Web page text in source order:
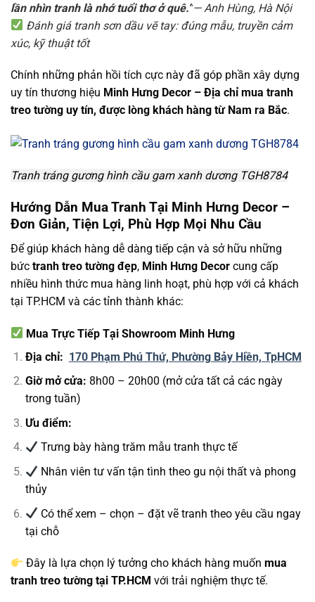
lần nhìn tranh là nhớ tuổi thơ ở quê.”— Anh Hùng, Hà Nội
Đánh giá tranh sơn dầu vẽ tay: đúng mẫu, truyền cảm
xúc, kỹ thuật tốt
Chính những phản hồi tích cực này đã góp phần xây dựng
uy tín thương hiệu Minh Hưng Decor – Địa chỉ mua tranh
treo tường uy tín, được lòng khách hàng từ Nam ra Bắc.
Tranh tráng gương hình cầu gam xanh dương TGH8784
Hướng Dẫn Mua Tranh Tại Minh Hưng Decor –
Đơn Giản, Tiện Lợi, Phù Hợp Mọi Nhu Cầu
Để giúp khách hàng dễ dàng tiếp cận và sở hữu những
bức tranh treo tường đẹp, Minh Hưng Decor cung cấp
nhiều hình thức mua hàng linh hoạt, phù hợp với cả khách
tại TP.HCM và các tỉnh thành khác:
Mua Trực Tiếp Tại Showroom Minh Hưng
Địa chỉ: 170 Phạm Phú Thứ, Phường Bảy Hiền, TpHCM
Giờ mở cửa: 8h00 – 20h00 (mở cửa tất cả các ngày
trong tuần)
Ưu điểm:
Trưng bày hàng trăm mẫu tranh thực tế
Nhân viên tư vấn tận tình theo gu nội thất và phong
thủy
Có thể xem – chọn – đặt vẽ tranh theo yêu cầu ngay
tại chỗ
Đây là lựa chọn lý tưởng cho khách hàng muốnmua
tranh treo tường tại TP.HCM với trải nghiệm thực tế.